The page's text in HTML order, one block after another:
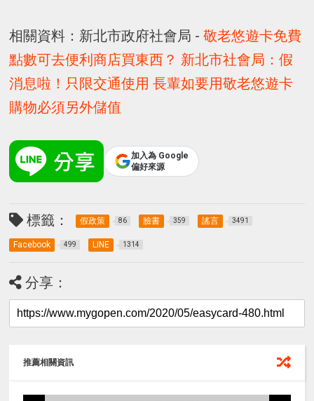
相關資料：新北市政府社會局 -敬老悠遊卡免費
點數可去便利商店買東西？ 新北市社會局：假
消息啦！只限交通使用 長輩如要用敬老悠遊卡
購物必須另外儲值
加入為 Google
偏好來源
標籤： 假政策 86 臉書 359 謠言 3491
Facebook 499 LINE 1314
分享：
推薦相關資訊